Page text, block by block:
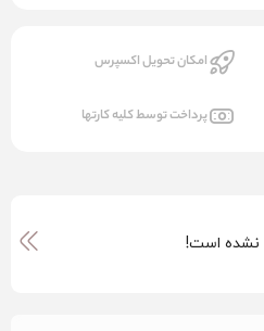
امکان تحویل اکسپرس
پرداخت توسط کلیه کارتها
نشده است!